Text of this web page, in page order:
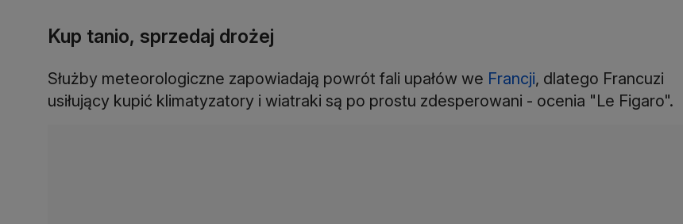
Kup tanio, sprzedaj drożej
Służby meteorologiczne zapowiadają powrót fali upałów we Francji, dlatego Francuzi
usiłujący kupić klimatyzatory i wiatraki są po prostu zdesperowani - ocenia "Le Figaro".